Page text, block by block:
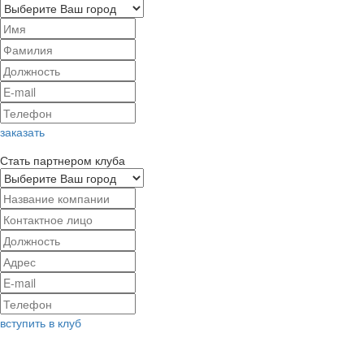
4%
Kion онлайн
кинотеатр
150р.
заказать
Стать партнером клуба
вступить в клуб